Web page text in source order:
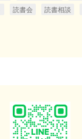
読書会 読書相談